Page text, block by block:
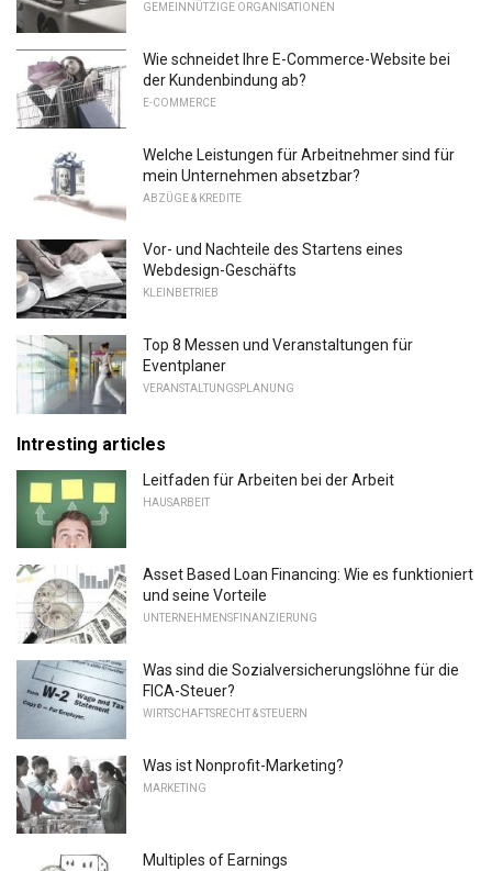
GEMEINNÜTZIGE ORGANISATIONEN
Wie schneidet Ihre E-Commerce-Website bei
der Kundenbindung ab?
E-COMMERCE
Welche Leistungen für Arbeitnehmer sind für
mein Unternehmen absetzbar?
ABZÜGE & KREDITE
Vor- und Nachteile des Startens eines
Webdesign-Geschäfts
KLEINBETRIEB
Top 8 Messen und Veranstaltungen für
Eventplaner
VERANSTALTUNGSPLANUNG
Intresting articles
Leitfaden für Arbeiten bei der Arbeit
HAUSARBEIT
Asset Based Loan Financing: Wie es funktioniert
und seine Vorteile
UNTERNEHMENSFINANZIERUNG
Was sind die Sozialversicherungslöhne für die
FICA-Steuer?
WIRTSCHAFTSRECHT & STEUERN
Was ist Nonprofit-Marketing?
MARKETING
Multiples of Earnings